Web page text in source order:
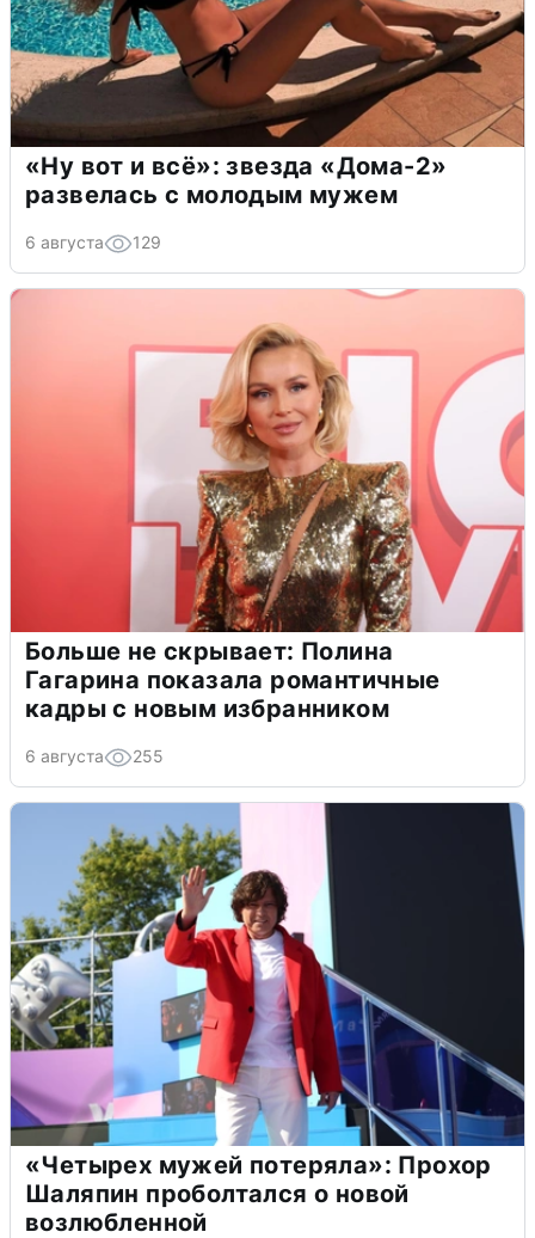
«Ну вот и всё»: звезда «Дома-2»
развелась с молодым мужем
6 августа 129
Больше не скрывает: Полина
Гагарина показала романтичные
кадры с новым избранником
6 августа 255
«Четырех мужей потеряла»: Прохор
Шаляпин проболтался о новой
возлюбленной